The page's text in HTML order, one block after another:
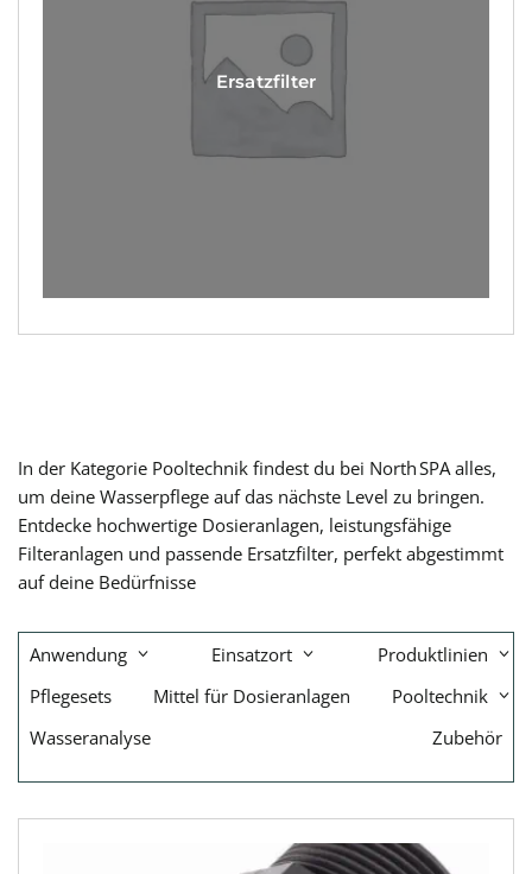
Ersatzfilter
In der Kategorie Pooltechnik findest du bei North SPA alles,
um deine Wasserpflege auf das nächste Level zu bringen.
Entdecke hochwertige Dosieranlagen, leistungsfähige
Filteranlagen und passende Ersatzfilter, perfekt abgestimmt
auf deine Bedürfnisse
Anwendung Einsatzort
Produktlinien
Pflegesets
Mittel für Dosieranlagen
Pooltechnik
Wasseranalyse
Zubehör